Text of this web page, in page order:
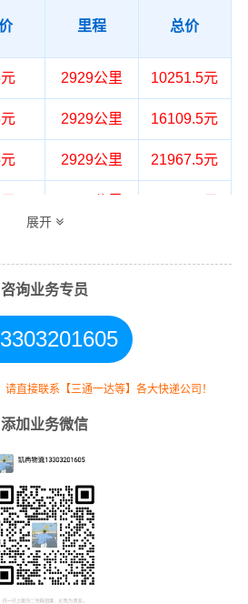
里程 总价
2929公里 10251.5元
2929公里 16109.5元
2929公里 21967.5元
输价格计算方式通常是按单价×公
不作为最终成交价格，望知晓！
展开
咨询业务专员
请直接联系【三通一达等】各大快递公司！
添加业务微信